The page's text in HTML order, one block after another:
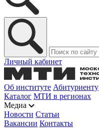
Личный кабинет
Об институте Абитуриенту
Каталог МТИ в регионах
Медиа
Новости Статьи
Вакансии Контакты